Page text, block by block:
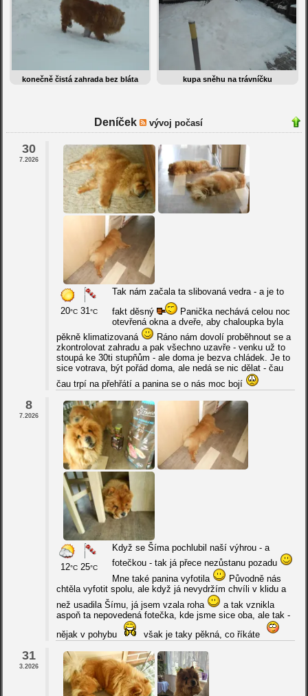
konečně čistá zahrada bez bláta kupa sněhu na trávníčku
Deníček vývoj počasí
30
7.2026
20°C31°C
Tak nám začala ta slibovaná vedra - a je to
fakt děsný
Panička nechává celou noc
otevřená okna a dveře, aby chaloupka byla
pěkně klimatizovaná
Ráno nám dovolí proběhnout se a
zkontrolovat zahradu a pak všechno uzavře - venku už to
stoupá ke 30ti stupňům - ale doma je bezva chládek. Je to
sice votrava, být pořád doma, ale nedá se nic dělat - čau
čau trpí na přehřátí a panina se o nás moc bojí
8
7.2026
12°C25°C
Když se Šíma pochlubil naší výhrou - a
fotečkou - tak já přece nezůstanu pozadu
Mne také panina vyfotila
Původně nás
chtěla vyfotit spolu, ale když já nevydržím chvíli v klidu a
než usadila Šímu, já jsem vzala roha
a tak vznikla
aspoň ta nepovedená fotečka, kde jsme sice oba, ale tak -
nějak v pohybu
však je taky pěkná, co říkáte
31
3.2026